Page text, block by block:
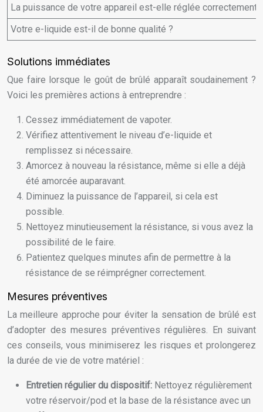
La puissance de votre appareil est-elle réglée correctement
Votre e-liquide est-il de bonne qualité ?
Solutions immédiates
Que faire lorsque le goût de brûlé apparaît soudainement ?
Voici les premières actions à entreprendre :
Cessez immédiatement de vapoter.
Vérifiez attentivement le niveau d’e-liquide et
remplissez si nécessaire.
Amorcez à nouveau la résistance, même si elle a déjà
été amorcée auparavant.
Diminuez la puissance de l’appareil, si cela est
possible.
Nettoyez minutieusement la résistance, si vous avez la
possibilité de le faire.
Patientez quelques minutes afin de permettre à la
résistance de se réimprégner correctement.
Mesures préventives
La meilleure approche pour éviter la sensation de brûlé est
d’adopter des mesures préventives régulières. En suivant
ces conseils, vous minimiserez les risques et prolongerez
la durée de vie de votre matériel :
Entretien régulier du dispositif: Nettoyez régulièrement
votre réservoir/pod et la base de la résistance avec un